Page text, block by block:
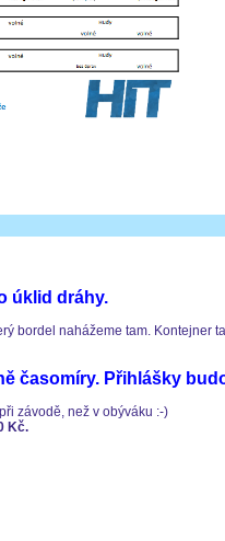
úklid dráhy.
bordel nahážeme tam. Kontejner
časomíry. Přihlášky
závodě, než v obýváku :-)
Kč.